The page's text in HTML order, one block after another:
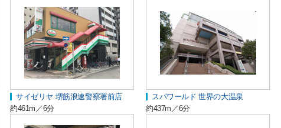
サイゼリヤ 堺筋浪速警察署前店
約461m／6分
スパワールド 世界の大温泉
約437m／6分